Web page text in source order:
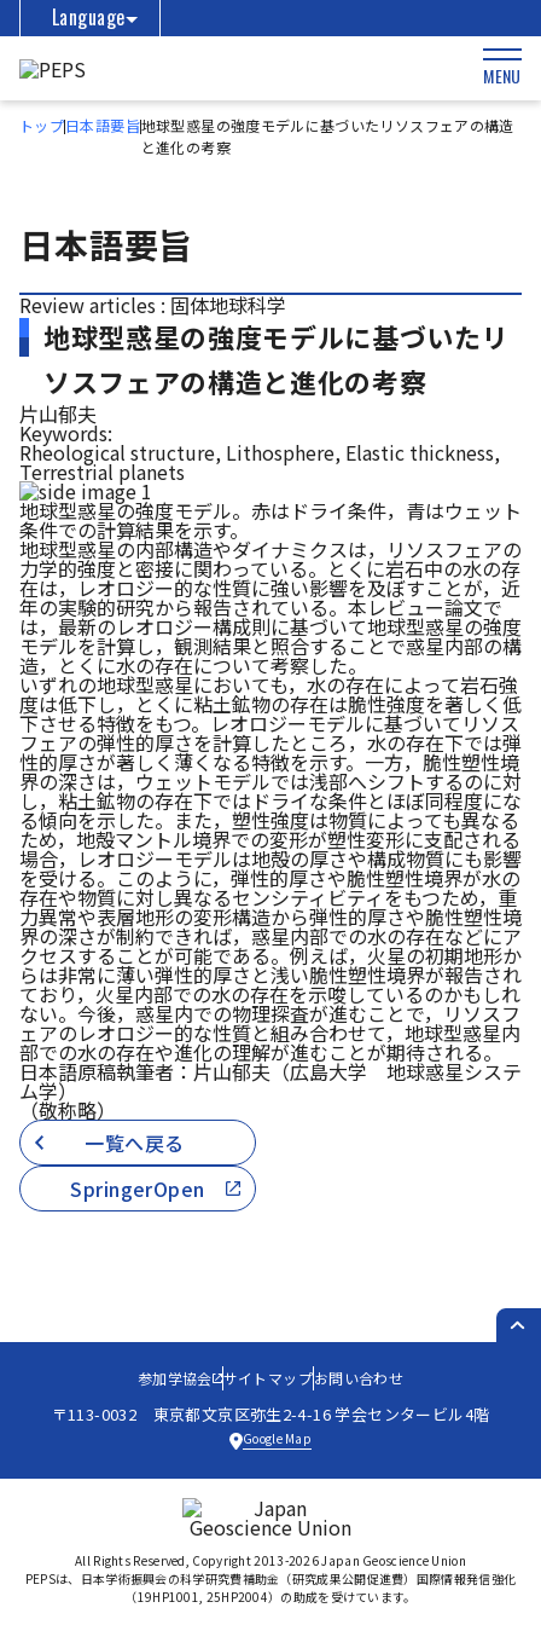
Language
MENU
トップ日本語要旨地球型惑星の強度モデルに基づいたリソスフェアの構造
と進化の考察
日本語要旨
Review articles : 固体地球科学
地球型惑星の強度モデルに基づいたリ
ソスフェアの構造と進化の考察
片山郁夫
Keywords:
Rheological structure, Lithosphere, Elastic thickness,
Terrestrial planets
地球型惑星の強度モデル。赤はドライ条件，青はウェット
条件での計算結果を示す。
地球型惑星の内部構造やダイナミクスは，リソスフェアの
力学的強度と密接に関わっている。とくに岩石中の水の存
在は，レオロジー的な性質に強い影響を及ぼすことが，近
年の実験的研究から報告されている。本レビュー論文で
は，最新のレオロジー構成則に基づいて地球型惑星の強度
モデルを計算し，観測結果と照合することで惑星内部の構
造，とくに水の存在について考察した。
いずれの地球型惑星においても，水の存在によって岩石強
度は低下し，とくに粘土鉱物の存在は脆性強度を著しく低
下させる特徴をもつ。レオロジーモデルに基づいてリソス
フェアの弾性的厚さを計算したところ，水の存在下では弾
性的厚さが著しく薄くなる特徴を示す。一方，脆性塑性境
界の深さは，ウェットモデルでは浅部へシフトするのに対
し，粘土鉱物の存在下ではドライな条件とほぼ同程度にな
る傾向を示した。また，塑性強度は物質によっても異なる
ため，地殻マントル境界での変形が塑性変形に支配される
場合，レオロジーモデルは地殻の厚さや構成物質にも影響
を受ける。このように，弾性的厚さや脆性塑性境界が水の
存在や物質に対し異なるセンシティビティをもつため，重
力異常や表層地形の変形構造から弾性的厚さや脆性塑性境
界の深さが制約できれば，惑星内部での水の存在などにア
クセスすることが可能である。例えば，火星の初期地形か
らは非常に薄い弾性的厚さと浅い脆性塑性境界が報告され
ており，火星内部での水の存在を示唆しているのかもしれ
ない。今後，惑星内での物理探査が進むことで，リソスフ
ェアのレオロジー的な性質と組み合わせて，地球型惑星内
部での水の存在や進化の理解が進むことが期待される。
日本語原稿執筆者：片山郁夫（広島大学 地球惑星システ
ム学）
（敬称略）
一覧へ戻る
SpringerOpen
参加学協会 サイトマップお問い合わせ
〒113-0032 東京都文京区弥生2-4-16 学会センタービル4階
Google Map
All Rights Reserved, Copyright 2013-2026 Japan Geoscience Union
PEPSは、日本学術振興会の科学研究費補助金（研究成果公開促進費）国際情報発信強化
（19HP1001, 25HP2004）の助成を受けています。